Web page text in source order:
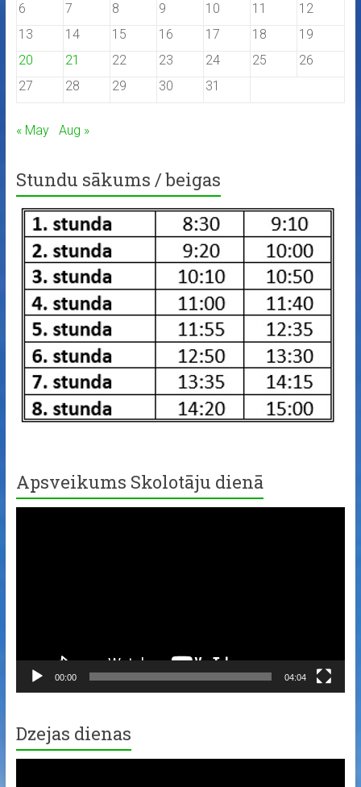
6
7 8 9 10 11
12
13
14 15 16 17 18
19
20
21 22 23 24 25
26
27
28 29 30 31
« May Aug »
Stundu sākums / beigas
Apsveikums Skolotāju dienā
00:00 04:04
Dzejas dienas